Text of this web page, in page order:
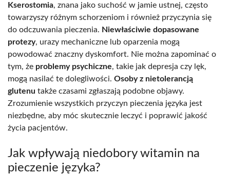
Kserostomia, znana jako suchość w jamie ustnej, często
towarzyszy różnym schorzeniom i również przyczynia się
do odczuwania pieczenia. Niewłaściwie dopasowane
protezy, urazy mechaniczne lub oparzenia mogą
powodować znaczny dyskomfort. Nie można zapominać o
tym, że problemy psychiczne, takie jak depresja czy lęk,
mogą nasilać te dolegliwości. Osoby z nietolerancją
glutenu także czasami zgłaszają podobne objawy.
Zrozumienie wszystkich przyczyn pieczenia języka jest
niezbędne, aby móc skutecznie leczyć i poprawić jakość
życia pacjentów.
Jak wpływają niedobory witamin na
pieczenie języka?